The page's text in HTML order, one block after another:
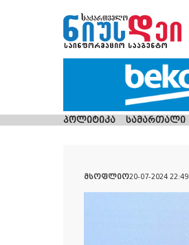
პოლიტიკა სამართალი
მსოფლიო20-07-2024 22:49